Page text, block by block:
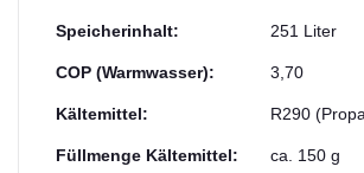
Speicherinhalt: 251 Liter
COP (Warmwasser): 3,70
Kältemittel: R290
Füllmenge Kältemittel: ca. 150 g